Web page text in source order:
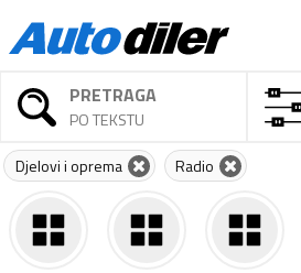
PRETRAGA
PO TEKSTU
Djelovi i oprema Radio